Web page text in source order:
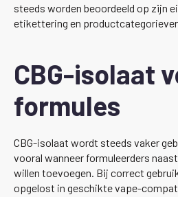
steeds worden beoordeeld op zijn
etikettering en
CBG-isolaat
formules
CBG-isolaat wordt steeds vaker
vooral wanneer formuleerders
willen toevoegen. Bij correct
opgelost in geschikte vape-